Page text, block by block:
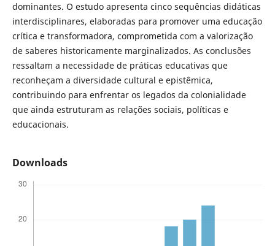
dominantes. O estudo apresenta cinco sequências didáticas
interdisciplinares, elaboradas para promover uma educação
crítica e transformadora, comprometida com a valorização
de saberes historicamente marginalizados. As conclusões
ressaltam a necessidade de práticas educativas que
reconheçam a diversidade cultural e epistêmica,
contribuindo para enfrentar os legados da colonialidade
que ainda estruturam as relações sociais, políticas e
educacionais.
Downloads